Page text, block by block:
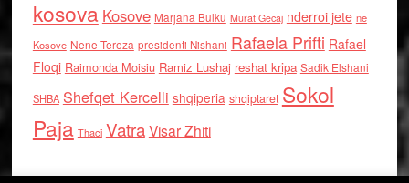
kosova Kosove Marjana Bulku Murat Gecaj nderroi jete ne
Kosove Nene Tereza presidenti Nishani Rafaela Prifti Rafael
Floqi Raimonda Moisiu Ramiz Lushaj reshat kripa Sadik Elshani
SHBA Shefqet Kercelli shqiperia shqiptaret Sokol
Paja Thaci VatraVisar Zhiti